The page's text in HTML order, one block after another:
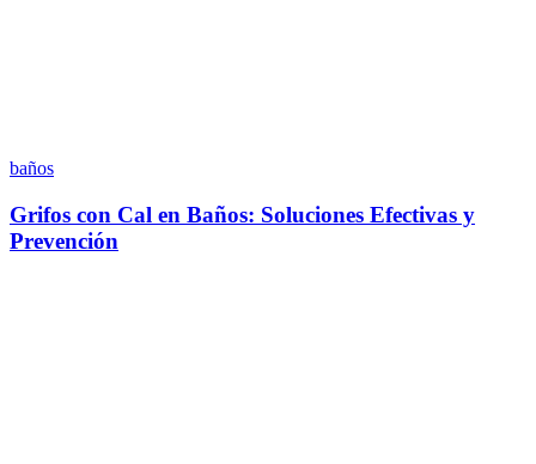
baños
Grifos con Cal en Baños: Soluciones Efectivas y
Prevención